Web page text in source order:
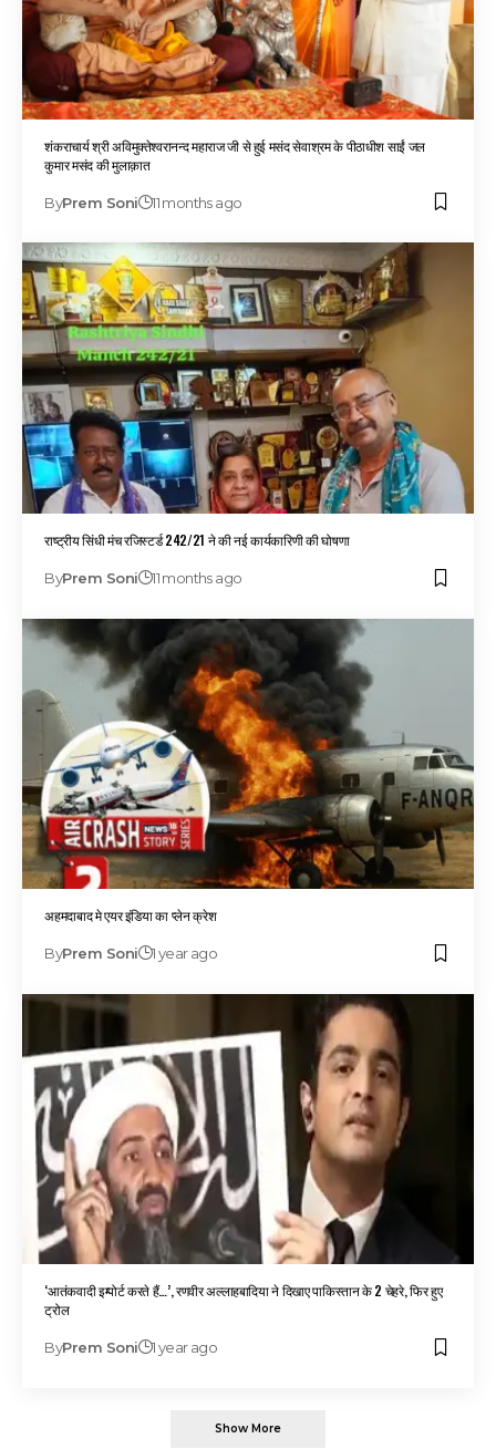
शंकराचार्य श्री अविमुक्तेश्वरानन्द महाराज जी से हुई मसंद सेवाश्रम के पीठाधीश साईं जल
कुमार मसंद की मुलाक़ात
ByPrem Soni 11 months ago
राष्ट्रीय सिंधी मंच रजिस्टर्ड 242/21 ने की नई कार्यकारिणी की घोषणा
ByPrem Soni 11 months ago
अहमदाबाद मे एयर इंडिया का प्लेन क्रेश
ByPrem Soni 1 year ago
‘आतंकवादी इम्पोर्ट करते हैं…’, रणवीर अल्लाहबादिया ने दिखाए पाकिस्तान के 2 चेहरे, फिर हुए
ट्रोल
ByPrem Soni 1 year ago
Show More